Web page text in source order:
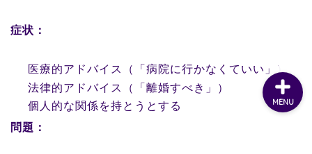
症状：
医療的アドバイス（「病院に行かなくていい」）
法律的アドバイス（「離婚すべき」）
個人的な関係を持とうとする
問題：
MENU